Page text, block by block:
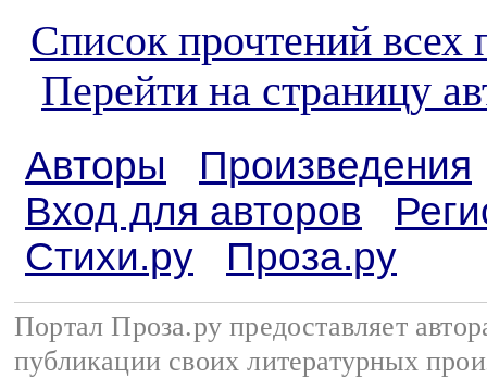
Список прочтений всех
Перейти на страницу
Авторы
Произведения
Вход для авторов
Стихи.ру
Проза.ру
Портал Проза.ру предоставляет
публикации своих литературных